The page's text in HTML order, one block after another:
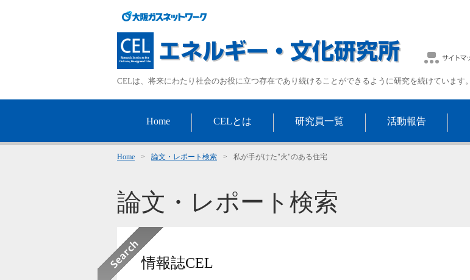
CELは、将来にわたり社会のお役に立つ存在であり続けることができるように研究を続けています。
Home CELとは 研究員一覧 活動報告
Home > 論文・レポート検索 > 私が手がけた"火"のある住宅
論文・レポート検索
情報誌CEL